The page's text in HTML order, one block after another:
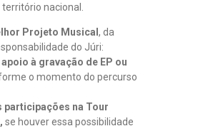
nacional.
Projeto Musical , da
do Júri:
apoio à gravação de EP ou
o momento do percurso
participações na Tour
se houver essa possibilidade